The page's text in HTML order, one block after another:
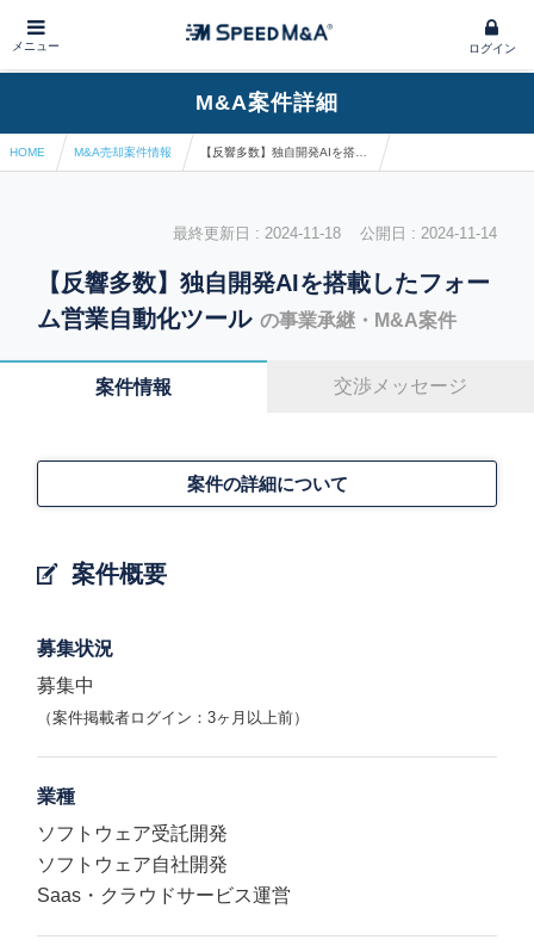
メニュー ログイン
M&A案件詳細
HOME M&A売却案件情報
最終更新日 : 2024-11-18 公開日 : 2024-11-14
【反響多数】独自開発AIを搭載したフォー
ム営業自動化ツール の事業承継・M&A案件
案件情報 交渉メッセージ
案件概要
案件の詳細について
募集状況
募集中
（案件掲載者ログイン：3ヶ月以上前）
業種
ソフトウェア受託開発
ソフトウェア自社開発
Saas・クラウドサービス運営